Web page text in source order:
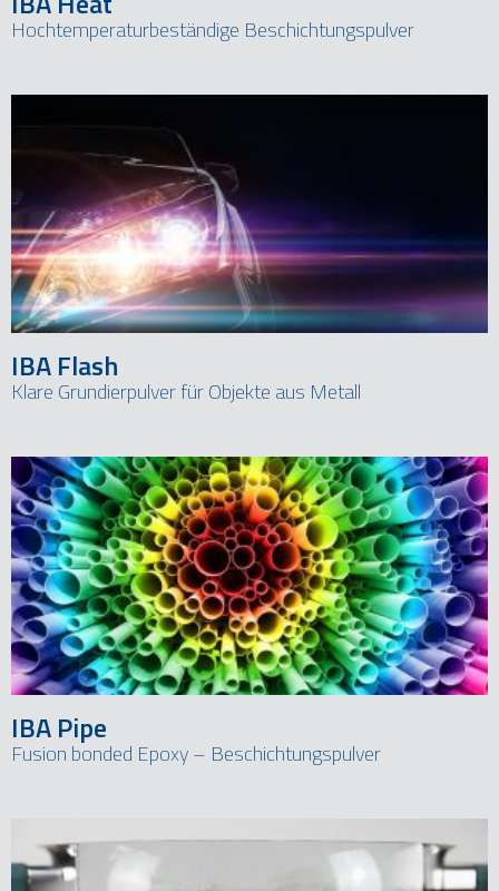
Hochtemperaturbeständige Beschichtungspulver
IBA Flash
Klare Grundierpulver für Objekte aus Metall
IBA Pipe
Fusion bonded Epoxy – Beschichtungspulver